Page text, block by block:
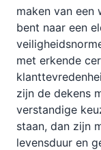
maken van een
bent naar een
met erkende
zijn de dekens
verstandige
staan, dan zijn
levensduur en